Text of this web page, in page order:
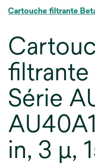
Cartouche filtrante
Série
in, 3 µ,